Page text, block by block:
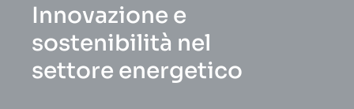
Innovazione e
sostenibilità nel
settore energetico